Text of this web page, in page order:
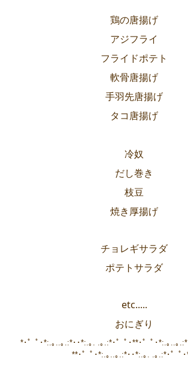
鶏の唐揚げ
アジフライ
フライドポテト
軟骨唐揚げ
手羽先唐揚げ
タコ唐揚げ
冷奴
だし巻き
枝豆
焼き厚揚げ
チョレギサラダ
ポテトサラダ
etc.....
おにぎり
*･゜ﾟ･*:.｡..｡.:*･･*:.｡. .｡.:*･゜ﾟ･**･゜ﾟ･*:.｡..｡
**･゜ﾟ･*:.｡..｡.:*･･*:.｡. .｡.:*･゜ﾟ･